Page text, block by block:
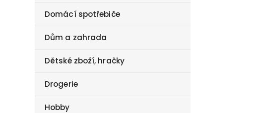
Domácí spotřebiče
Dům a zahrada
Dětské zboží, hračky
Drogerie
Hobby